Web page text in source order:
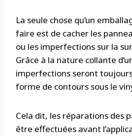
La seule chose qu’un
faire est de cacher les
ou les imperfections sur la
Grâce à la nature collante
imperfections seront
forme de contours sous le
Cela dit, les réparations des
être effectuées avant